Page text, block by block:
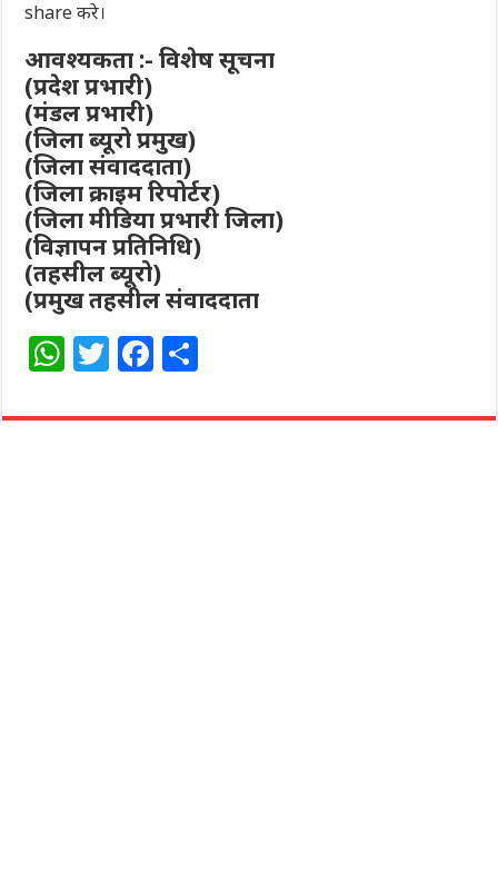
share करे।
आवश्यकता :- विशेष सूचना
(प्रदेश प्रभारी)
(मंडल प्रभारी)
(जिला ब्यूरो प्रमुख)
(जिला संवाददाता)
(जिला क्राइम रिपोर्टर)
(जिला मीडिया प्रभारी जिला)
(विज्ञापन प्रतिनिधि)
(तहसील ब्यूरो)
(प्रमुख तहसील संवाददाता
W
at
T
itt
F
c ar